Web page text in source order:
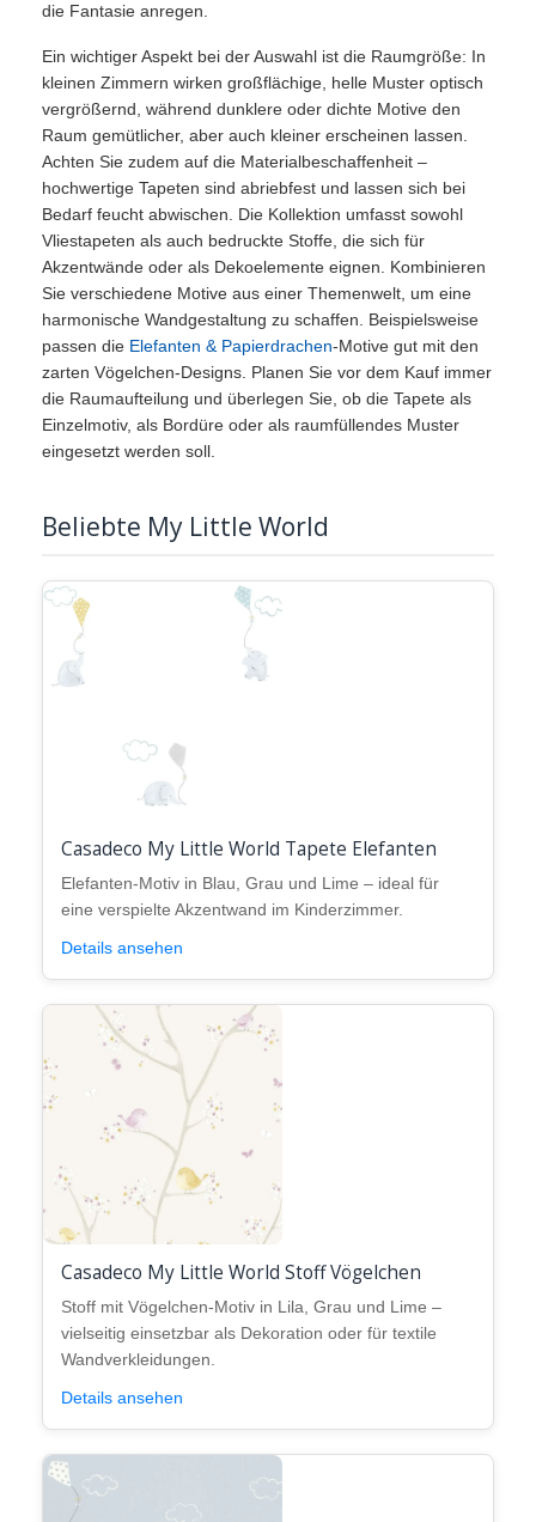
die Fantasie anregen.
Ein wichtiger Aspekt bei der Auswahl ist die Raumgröße: In
kleinen Zimmern wirken großflächige, helle Muster optisch
vergrößernd, während dunklere oder dichte Motive den
Raum gemütlicher, aber auch kleiner erscheinen lassen.
Achten Sie zudem auf die Materialbeschaffenheit –
hochwertige Tapeten sind abriebfest und lassen sich bei
Bedarf feucht abwischen. Die Kollektion umfasst sowohl
Vliestapeten als auch bedruckte Stoffe, die sich für
Akzentwände oder als Dekoelemente eignen. Kombinieren
Sie verschiedene Motive aus einer Themenwelt, um eine
harmonische Wandgestaltung zu schaffen. Beispielsweise
passen die Elefanten & Papierdrachen-Motive gut mit den
zarten Vögelchen-Designs. Planen Sie vor dem Kauf immer
die Raumaufteilung und überlegen Sie, ob die Tapete als
Einzelmotiv, als Bordüre oder als raumfüllendes Muster
eingesetzt werden soll.
Beliebte My Little World
Casadeco My Little World Tapete Elefanten
Elefanten-Motiv in Blau, Grau und Lime – ideal für
eine verspielte Akzentwand im Kinderzimmer.
Details ansehen
Casadeco My Little World Stoff Vögelchen
Stoff mit Vögelchen-Motiv in Lila, Grau und Lime –
vielseitig einsetzbar als Dekoration oder für textile
Wandverkleidungen.
Details ansehen